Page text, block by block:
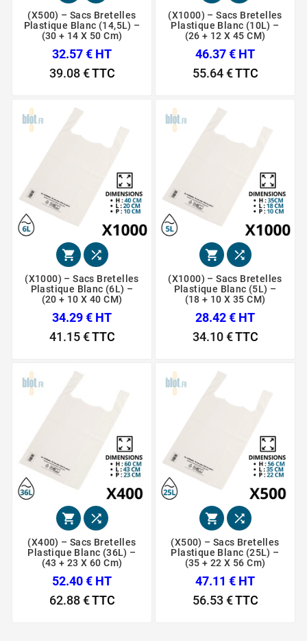
(x500) – Sacs Bretelles
Plastique Blanc (14,5L) –
(30 + 14 X 50 Cm)
32.57 € HT
39.08 €TTC
(x1000) – Sacs Bretelles
Plastique Blanc (10L) –
(26 + 12 X 45 CM)
46.37 € HT
55.64 €TTC
 
(x1000) – Sacs Bretelles
Plastique Blanc (6L) –
(20 + 10 X 40 CM)
34.29 € HT
41.15 €TTC
 
(x1000) – Sacs Bretelles
Plastique Blanc (5L) –
(18 + 10 X 35 CM)
28.42 € HT
34.10 €TTC
 
(X400) – Sacs Bretelles
Plastique Blanc (36L) –
(43 + 23 X 60 Cm)
52.40 € HT
62.88 €TTC
 
(X500) – Sacs Bretelles
Plastique Blanc (25L) –
(35 + 22 X 56 Cm)
47.11 € HT
56.53 €TTC